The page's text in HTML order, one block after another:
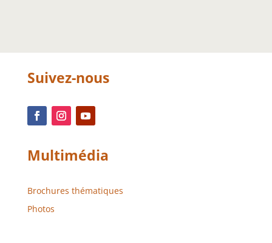
Suivez-nous
Multimédia
Brochures thématiques
Photos